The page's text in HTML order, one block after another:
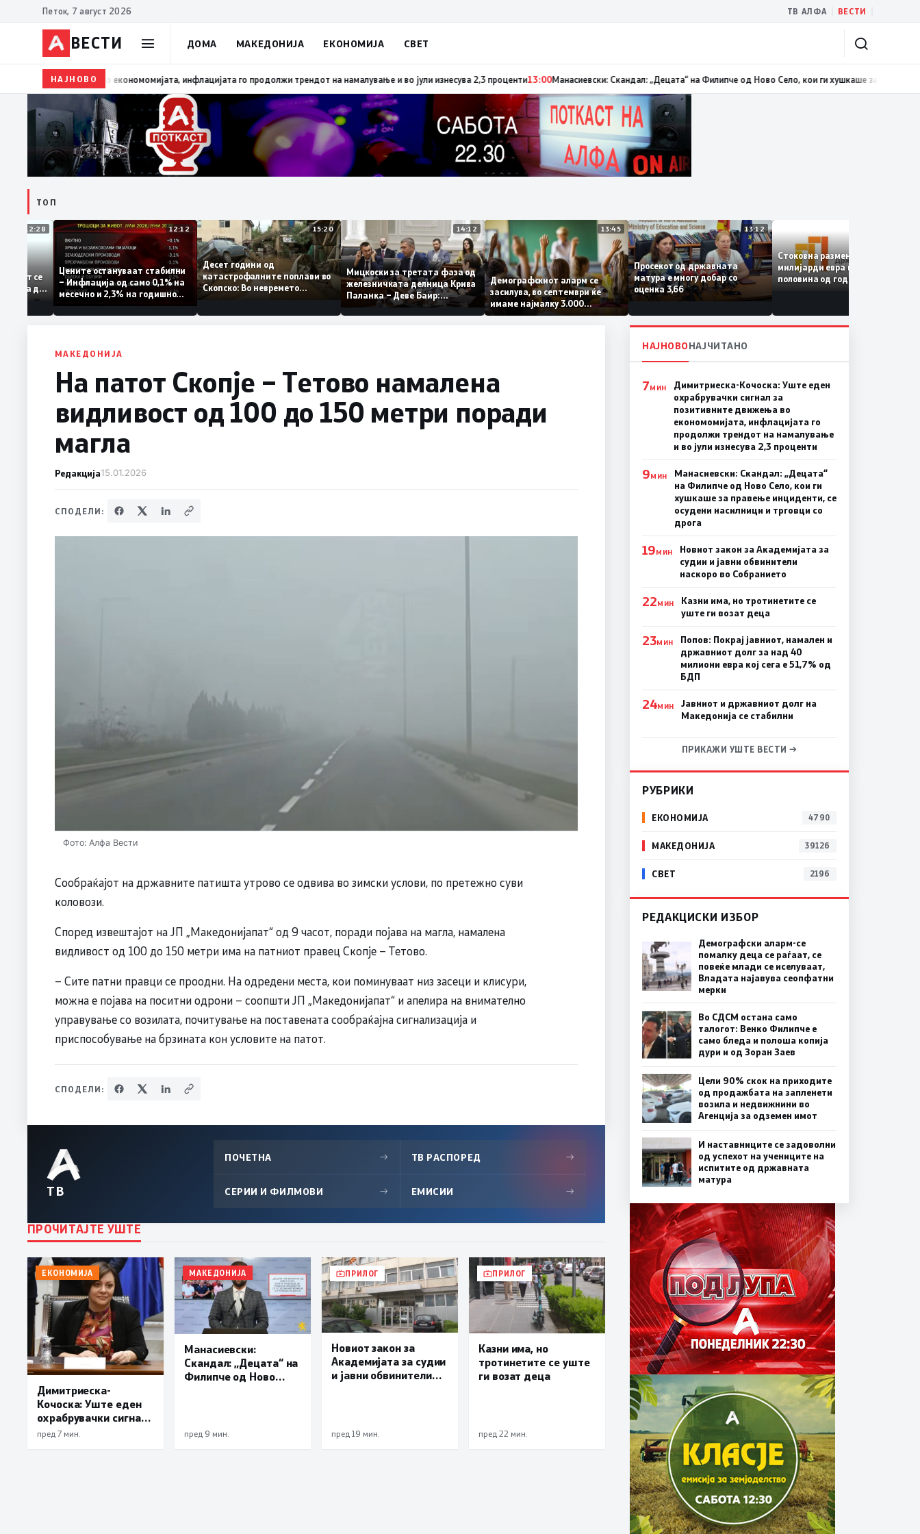
Петок, 7 август 2026 ТВ АЛФА ВЕСТИ
ВЕСТИ ДОМА МАКЕДОНИЈА ЕКОНОМИЈА СВЕТ
НАЈНОВО13:03Димитриеска-Кочоска: Уште еден охрабрувачки сигнал за позитивните движења во економомијата, инфлацијата го продолжи трендот на намалување и во јули изнесува 2,3 проценти
ТОП
12:28
–
се
нема да
12:12
Цените остануваат стабилни
– Инфлација од само 0,1% на
месечно и 2,3% на годишно
ниво
15:20
Десет години од
катастрофалните поплави во
Скопско: Во невремето
14:12
Мицкоски за третата фаза од
железничката делница Крива
Паланка – Деве Баир:
Проектот нема да заврши на
половина тунел во слепа
13:45
Демографскиот аларм се
засилува, во септември ќе
имаме најмалку 3.000
првачиња помалку
13:12
Просекот од државната
матура е многу добар со
оценка 3,66
Стоковна размена од 10,5
милијарди евра во првата
половина од годината –
МАКЕДОНИЈА
На патот Скопје – Тетово намалена
видливост од 100 до 150 метри поради
магла
Редакција15.01.2026
СПОДЕЛИ:
Фото: Алфа Вести
Сообраќајот на државните патишта утрово се одвива во зимски услови, по претежно суви
коловози.
Според извештајот на ЈП „Македонијапат“ од 9 часот, поради појава на магла, намалена
видливост од 100 до 150 метри има на патниот правец Скопје – Тетово.
– Сите патни правци се проодни. На одредени места, кои поминуваат низ засеци и клисури,
можна е појава на поситни одрони – соопшти ЈП „Македонијапат“ и апелира на внимателно
управување со возилата, почитување на поставената сообраќајна сигнализација и
приспособување на брзината кон условите на патот.
СПОДЕЛИ:
ТВ
ПОЧЕТНА → ТВ РАСПОРЕД →
СЕРИИ И ФИЛМОВИ → ЕМИСИИ →
ПРОЧИТАЈТЕ УШТЕ
ЕКОНОМИЈА
Димитриеска-
Кочоска: Уште еден
охрабрувачки сигнал
за позитивните
пред 7 мин.
МАКЕДОНИЈА
Манасиевски:
Скандал: „Децата“ на
Филипче од Ново
осудени насилници и
пред 9 мин.
ПРИЛОГ
Новиот закон за
Академијата за судии
и јавни обвинители
пред 19 мин.
ПРИЛОГ
Казни има, но
тротинетите се уште
ги возат деца
пред 22 мин.
НАЈНОВОНАЈЧИТАНО
7МИН
Димитриеска-Кочоска: Уште еден
охрабрувачки сигнал за
позитивните движења во
економомијата, инфлацијата го
продолжи трендот на намалување
и во јули изнесува 2,3 проценти
9МИН
Манасиевски: Скандал: „Децата“
на Филипче од Ново Село, кои ги
хушкаше за правење инциденти, се
осудени насилници и трговци со
дрога
19МИН
Новиот закон за Академијата за
судии и јавни обвинители
наскоро во Собранието
22МИН
Казни има, но тротинетите се
уште ги возат деца
23МИН
Попов: Покрај јавниот, намален и
државниот долг за над 40
милиони евра кој сега е 51,7% од
БДП
24МИН
Јавниот и државниот долг на
Македонија се стабилни
ПРИКАЖИ УШТЕ ВЕСТИ →
РУБРИКИ
ЕКОНОМИЈА 4790
МАКЕДОНИЈА 39126
СВЕТ 2196
РЕДАКЦИСКИ ИЗБОР
Демографски аларм-се
помалку деца се раѓаат, се
повеќе млади се иселуваат,
Владата најавува сеопфатни
мерки
Во СДСМ остана само
талогот: Венко Филипче е
само бледа и полоша копија
дури и од Зоран Заев
Цели 90% скок на приходите
од продажбата на запленети
возила и недвижнини во
Агенција за одземен имот
И наставниците се задоволни
од успехот на учениците на
испитите од државната
матура